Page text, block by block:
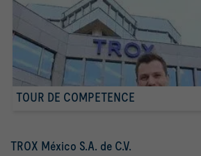
TOUR DE COMPETENCE
TROX México S.A. de C.V.